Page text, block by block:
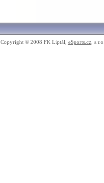
Copyright © 2008 FK Liptál, eSports.cz,